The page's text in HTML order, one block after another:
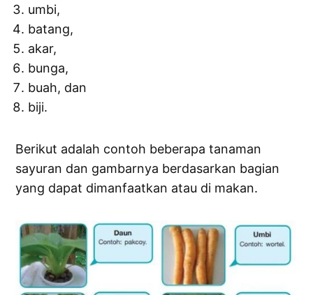
umbi,
batang,
akar,
bunga,
buah, dan
biji.
Berikut adalah contoh beberapa tanaman
sayuran dan gambarnya berdasarkan bagian
yang dapat dimanfaatkan atau di makan.